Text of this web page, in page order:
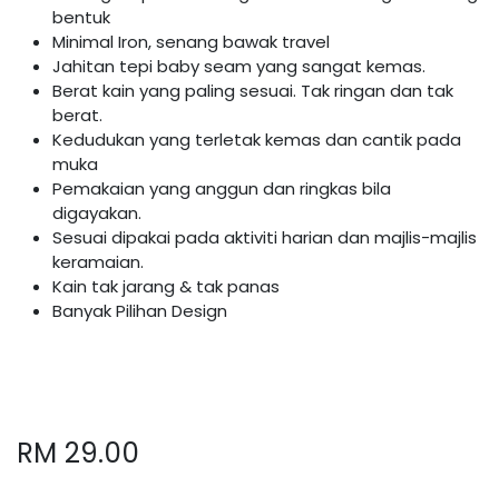
bentuk
Minimal Iron, senang bawak travel
Jahitan tepi baby seam yang sangat kemas.
Berat kain yang paling sesuai. Tak ringan dan tak
berat.
Kedudukan yang terletak kemas dan cantik pada
muka
Pemakaian yang anggun dan ringkas bila
digayakan.
Sesuai dipakai pada aktiviti harian dan majlis-majlis
keramaian.
Kain tak jarang & tak panas
Banyak Pilihan Design
RM 29.00